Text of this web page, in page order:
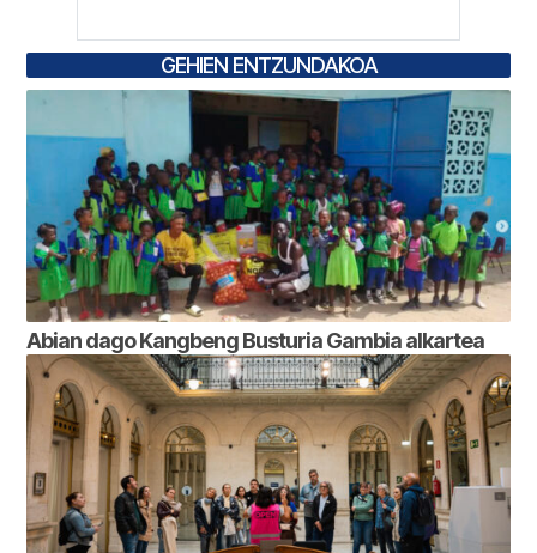
GEHIEN ENTZUNDAKOA
Abian dago Kangbeng Busturia Gambia alkartea